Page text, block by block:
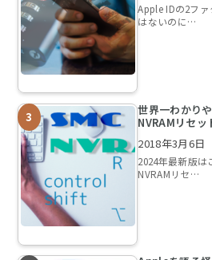
Apple IDの2フ
はないのに…
世界一わかり
NVRAMリセッ
2018年3月6日
2024年最新版は
NVRAMリセ…